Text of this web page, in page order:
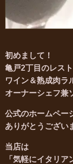
初めまして！
亀戸2丁目のレス
ワイン＆熟成肉ラ
オーナーシェフ兼
公式のホームペー
ありがとうござい
当店は
「気軽にイタリア